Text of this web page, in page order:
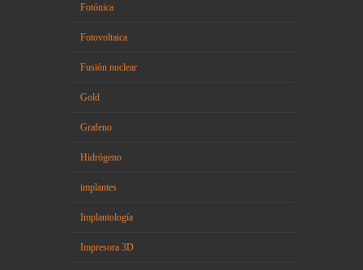
Fotónica
Fotovoltaica
Fusión nuclear
Gold
Grafeno
Hidrógeno
implantes
Implantología
Impresora 3D